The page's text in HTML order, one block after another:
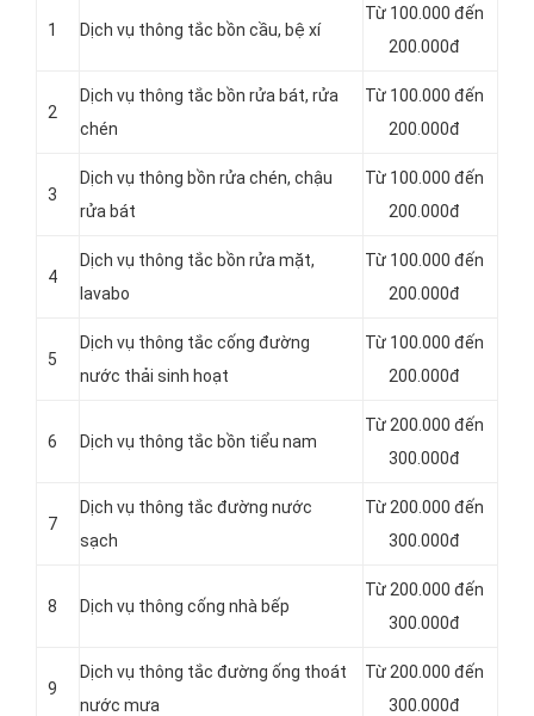
1 Dịch vụ thông tắc bồn cầu, bệ xí
Từ 100.000 đến
200.000đ
2
Dịch vụ thông tắc bồn rửa bát, rửa
chén
Từ 100.000 đến
200.000đ
3
Dịch vụ thông bồn rửa chén, chậu
rửa bát
Từ 100.000 đến
200.000đ
4
Dịch vụ thông tắc bồn rửa mặt,
lavabo
Từ 100.000 đến
200.000đ
5
‎Dịch vụ thông tắc cống đường
nước thải sinh hoạt
Từ 100.000 đến
200.000đ
6 Dịch vụ thông tắc bồn tiểu nam
Từ 200.000 đến
300.000đ
7
Dịch vụ thông tắc đường nước
sạch
Từ 200.000 đến
300.000đ
8 Dịch vụ thông cống nhà bếp
Từ 200.000 đến
300.000đ
9
Dịch vụ thông tắc đường ống thoát
nước mưa
Từ 200.000 đến
300.000đ